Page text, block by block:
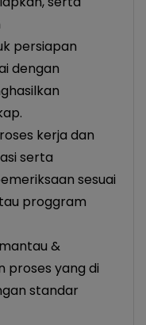
persiapan
dengan
kerja dan
serta
sesuai
proggram
&
proses yang di
standar